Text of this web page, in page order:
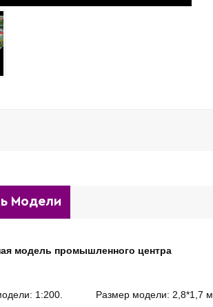
Модели
модель промышленного центра
модели: 1:200. Размер модели: 2,8*1,7 м.